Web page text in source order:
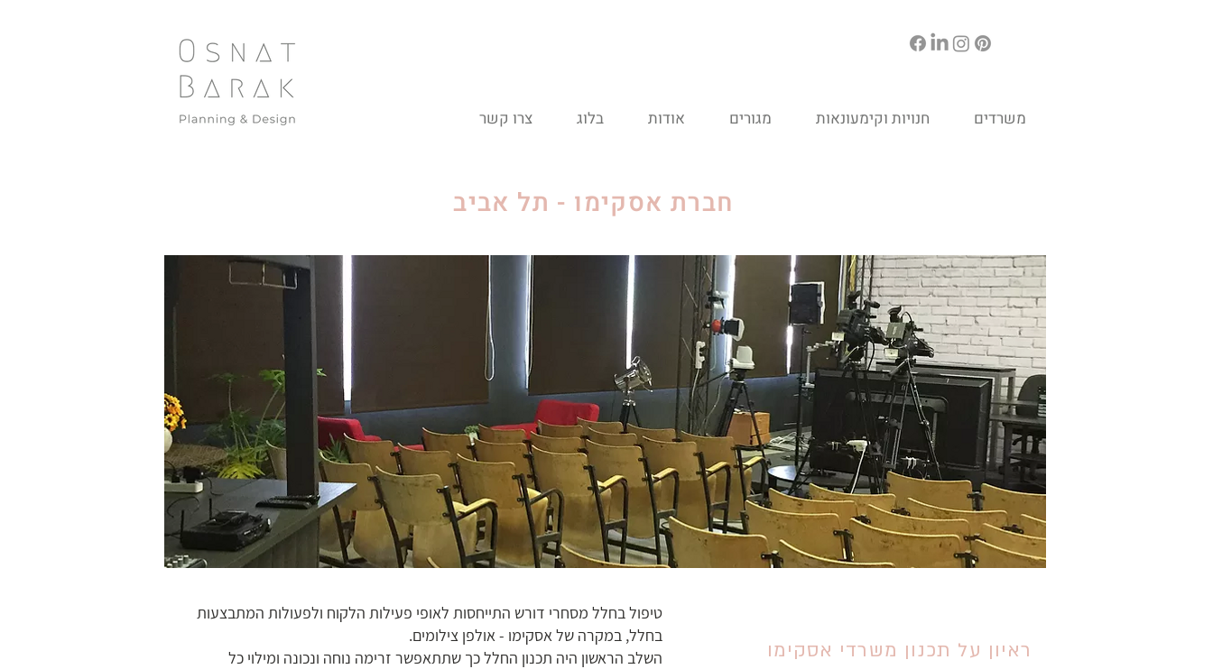
משרדים חנויות וקימעונאות מגורים אודות בלוג צרו קשר
חברת אסקימו - תל אביב
טיפול בחלל מסחרי דורש התייחסות לאופי פעילות הלקוח ולפעולות המתבצעות
בחלל, במקרה של אסקימו - אולפן צילומים.
השלב הראשון היה תכנון החלל כך שתתאפשר זרימה נוחה ונכונה ומילוי כל
ראיון על תכנון משרדי אסקימו